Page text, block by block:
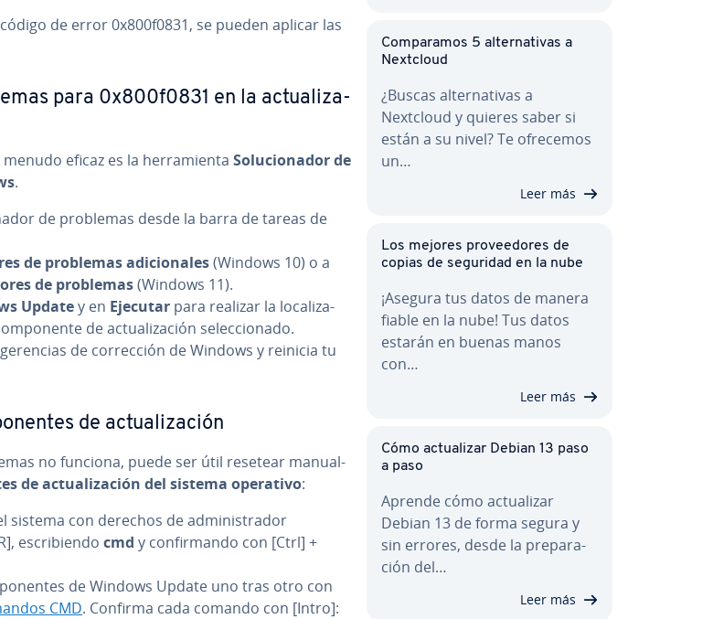
de error 0x800f0831, se pueden aplicar las
para 0x800f0831 en la ac­tua­li­za­
eficaz es la he­rra­mie­n­ta So­lu­cio­na­dor de
.
de problemas desde la barra de tareas de
de problemas adi­cio­na­les(Windows 10) o a
de problemas(Windows 11).
Updatey en Ejecutar para realizar la lo­ca­li­za­
de ac­tua­li­za­ción se­le­c­cio­na­do.
de co­rre­c­ción de Windows y reinicia tu
de ac­tua­li­za­ción
no funciona, puede ser útil resetear ma­nua­l­
de ac­tua­li­za­ción del sistema operativo:
sistema con derechos de ad­mi­ni­s­tra­dor
es­cri­bie­n­do cmd y co­n­fi­r­ma­n­do con [Ctrl] +
de Windows Update uno tras otro con
CMD. Confirma cada comando con [Intro]:
Co­m­pa­ra­mos 5 al­te­r­na­ti­vas a
Nextcloud
¿Buscas al­te­r­na­ti­vas a
Nextcloud y quieres saber si
están a su nivel? Te ofrecemos
un…
Leer más
Los mejores pro­vee­do­res de
copias de seguridad en la nube
¡Asegura tus datos de manera
fiable en la nube! Tus datos
estarán en buenas manos
con…
Leer más
Cómo ac­tua­li­zar Debian 13 paso
a paso
Aprende cómo ac­tua­li­zar
Debian 13 de forma segura y
sin errores, desde la pre­pa­ra­
ción del…
Leer más